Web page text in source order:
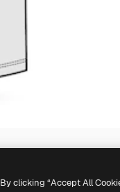
By clicking “Accept All